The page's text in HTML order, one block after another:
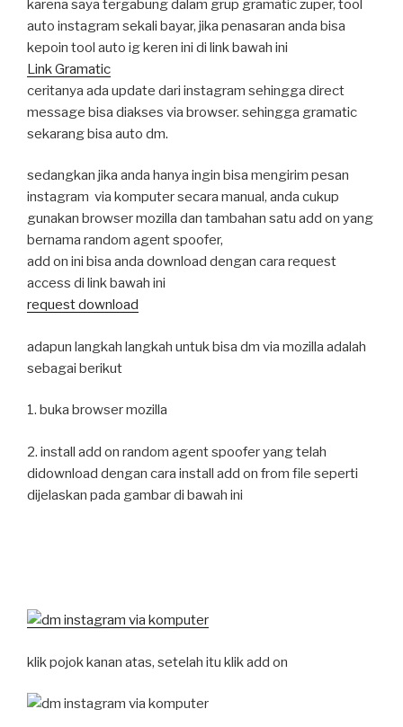
karena saya tergabung dalam grup gramatic zuper, tool
auto instagram sekali bayar, jika penasaran anda bisa
kepoin tool auto ig keren ini di link bawah ini
Link Gramatic
ceritanya ada update dari instagram sehingga direct
message bisa diakses via browser. sehingga gramatic
sekarang bisa auto dm.
sedangkan jika anda hanya ingin bisa mengirim pesan
instagram via komputer secara manual, anda cukup
gunakan browser mozilla dan tambahan satu add on yang
bernama random agent spoofer,
add on ini bisa anda download dengan cara request
access di link bawah ini
request download
adapun langkah langkah untuk bisa dm via mozilla adalah
sebagai berikut
1. buka browser mozilla
2. install add on random agent spoofer yang telah
didownload dengan cara install add on from file seperti
dijelaskan pada gambar di bawah ini
klik pojok kanan atas, setelah itu klik add on